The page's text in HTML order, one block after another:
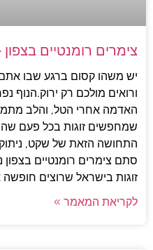
צימרים רומנטיים
יש משהו קסום ברגע שבו
ורואים מולכם רק ירוק.הנוף
האדמה אחרי הטל, והלב
שמחפשים זוגות בכל פעם
התחושה הזאת של שקט,
סתם צימרים רומנטיים
זוגות בישראל שרוצים חופשה
לקריאת המאמר »